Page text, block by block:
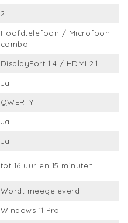
2
Hoofdtelefoon / Microfoon
combo
DisplayPort 1.4 / HDMI 2.1
Ja
QWERTY
Ja
Ja
tot 16 uur en 15 minuten
Wordt meegeleverd
Windows 11 Pro